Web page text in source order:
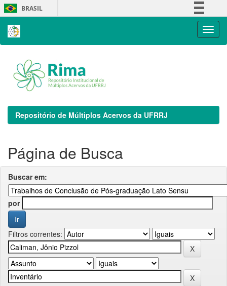
Skip
navigation
BRASIL
Repositório de Múltiplos Acervos da UFRRJ
Página de Busca
Buscar em:
por
Filtros correntes: